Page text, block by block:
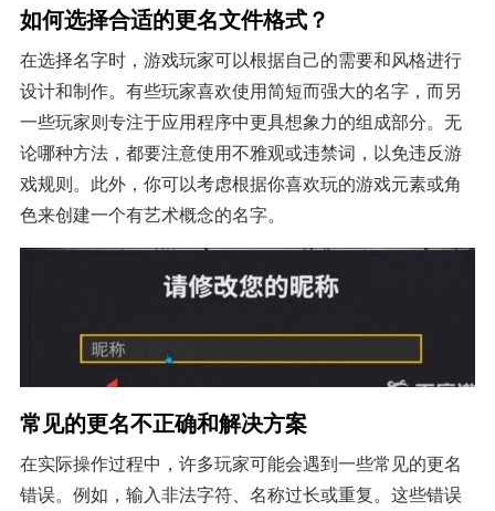
如何选择合适的更名文件格式？
在选择名字时，游戏玩家可以根据自己的需要和风格进行
设计和制作。有些玩家喜欢使用简短而强大的名字，而另
一些玩家则专注于应用程序中更具想象力的组成部分。无
论哪种方法，都要注意使用不雅观或违禁词，以免违反游
戏规则。此外，你可以考虑根据你喜欢玩的游戏元素或角
色来创建一个有艺术概念的名字。
常见的更名不正确和解决方案
在实际操作过程中，许多玩家可能会遇到一些常见的更名
错误。例如，输入非法字符、名称过长或重复。这些错误